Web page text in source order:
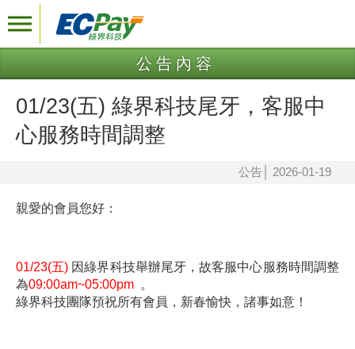
公告內容
01/23(五) 綠界科技尾牙，客服中
心服務時間調整
公告 2026-01-19
親愛的會員您好：
01/23(五) 因綠界科技舉辦尾牙，故客服中心服務時間調整
為09:00am~05:00pm 。
綠界科技團隊預祝所有會員，新春愉快，諸事如意！